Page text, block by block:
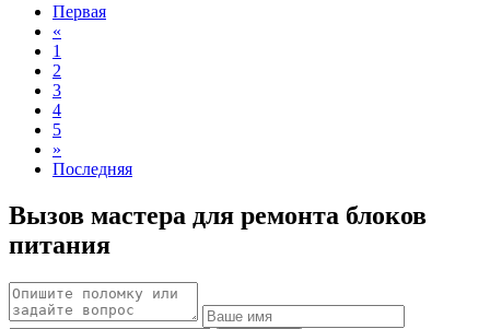
Первая
«
1
2
3
4
5
»
Последняя
Вызов мастера для ремонта блоков
питания